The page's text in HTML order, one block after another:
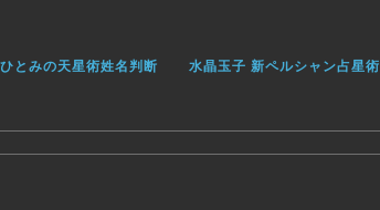
とみの天星術姓名判断
水晶玉子 新ペルシャン占星術